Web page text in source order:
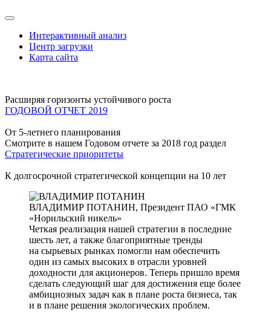
Интерактивный анализ
Центр загрузки
Карта сайта
Расширяя горизонты устойчивого роста
ГОДОВОЙ ОТЧЕТ 2019
От 5-летнего планирования
Смотрите в нашем Годовом отчете за 2018 год раздел
Стратегические приоритеты
К долгосрочной стратегической концепции на 10 лет
ВЛАДИМИР ПОТАНИН, Президент ПАО «ГМК
«Норильский никель»
Четкая реализация нашей стратегии в последние
шесть лет, а также благоприятные тренды
на сырьевых рынках помогли нам обеспечить
один из самых высоких в отрасли уровней
доходности для акционеров. Теперь пришло время
сделать следующий шаг для достижения еще более
амбициозных задач как в плане роста бизнеса, так
и в плане решения экологических проблем.